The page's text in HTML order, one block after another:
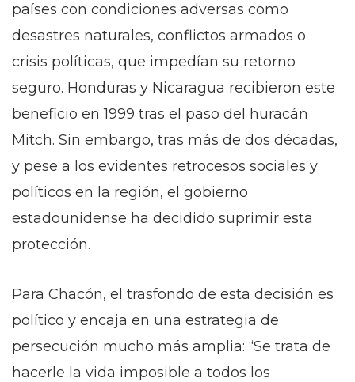
países con condiciones adversas como
desastres naturales, conflictos armados o
crisis políticas, que impedían su retorno
seguro. Honduras y Nicaragua recibieron este
beneficio en 1999 tras el paso del huracán
Mitch. Sin embargo, tras más de dos décadas,
y pese a los evidentes retrocesos sociales y
políticos en la región, el gobierno
estadounidense ha decidido suprimir esta
protección.
Para Chacón, el trasfondo de esta decisión es
político y encaja en una estrategia de
persecución mucho más amplia: “Se trata de
hacerle la vida imposible a todos los